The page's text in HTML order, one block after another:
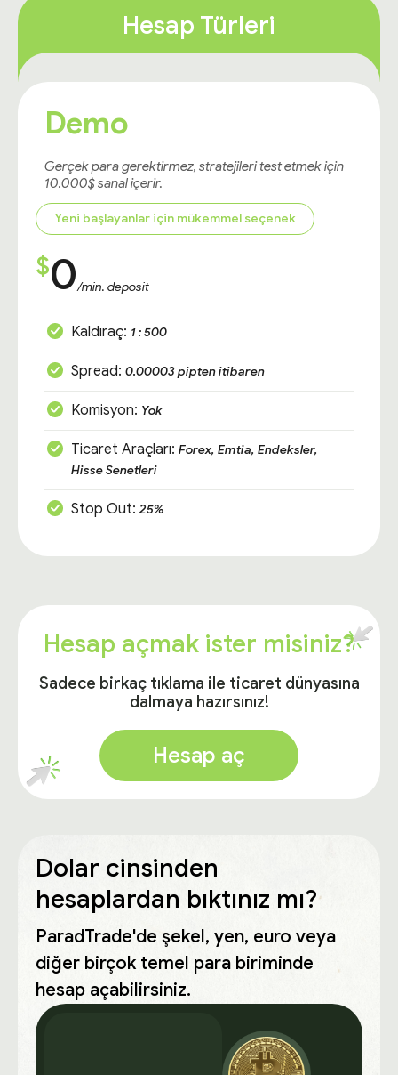
Hesap Türleri
Demo
Gerçek para gerektirmez, stratejileri test etmek için
10.000$ sanal içerir.
Yeni başlayanlar için mükemmel seçenek
$0/min. deposit
Kaldıraç: 1 : 500
Spread: 0.00003 pipten itibaren
Komisyon: Yok
Ticaret Araçları: Forex, Emtia, Endeksler,
Hisse Senetleri
Stop Out:25%
Hesap açmak ister misiniz?
Sadece birkaç tıklama ile ticaret dünyasına
dalmaya hazırsınız!
Hesap aç
Dolar cinsinden
hesaplardan bıktınız mı?
ParadTrade'de şekel, yen, euro veya
diğer birçok temel para biriminde
hesap açabilirsiniz.